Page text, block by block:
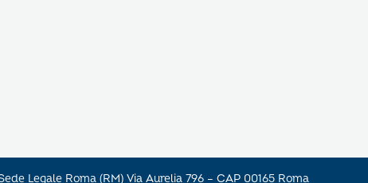
Legale Roma (RM) Via Aurelia 796 – CAP 00165 Roma